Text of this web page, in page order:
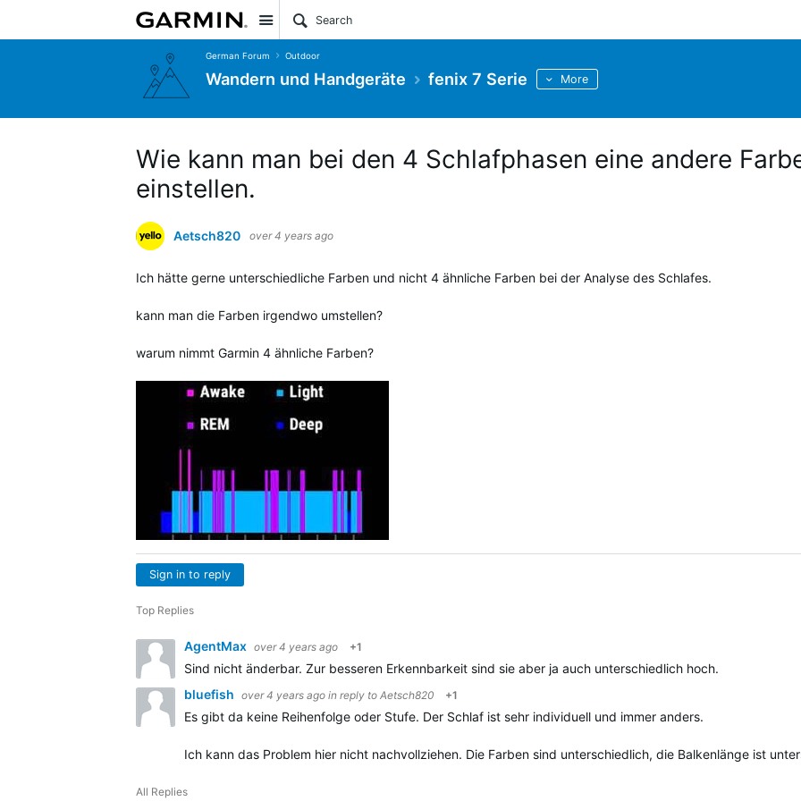
Site
German Forum Outdoor
Wandern und Handgeräte fenix 7 Serie More
Wie kann man bei den 4 Schlafphasen eine andere
einstellen.
Aetsch820 over 4 years ago
Ich hätte gerne unterschiedliche Farben und nicht 4 ähnliche Farben bei der Analyse des Schlafes.
kann man die Farben irgendwo umstellen?
warum nimmt Garmin 4 ähnliche Farben?
Sign in to reply
Top Replies
AgentMax over 4 years ago +1
Sind nicht änderbar. Zur besseren Erkennbarkeit sind sie aber ja auch unterschiedlich hoch.
bluefish over 4 years ago in reply to Aetsch820 +1
Es gibt da keine Reihenfolge oder Stufe. Der Schlaf ist sehr individuell und immer anders.
Ich kann das Problem hier nicht nachvollziehen. Die Farben sind unterschiedlich, die Balkenlänge ist
All Replies